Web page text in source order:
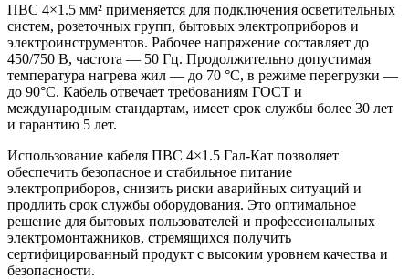
ПВС 4×1.5 мм² применяется для подключения осветительных
систем, розеточных групп, бытовых электроприборов и
электроинструментов. Рабочее напряжение составляет до
450/750 В, частота — 50 Гц. Продолжительно допустимая
температура нагрева жил — до 70 °C, в режиме перегрузки —
до 90°C. Кабель отвечает требованиям ГОСТ и
международным стандартам, имеет срок службы более 30 лет
и гарантию 5 лет.
Использование кабеля ПВС 4×1.5 Гал-Кат позволяет
обеспечить безопасное и стабильное питание
электроприборов, снизить риски аварийных ситуаций и
продлить срок службы оборудования. Это оптимальное
решение для бытовых пользователей и профессиональных
электромонтажников, стремящихся получить
сертифицированный продукт с высоким уровнем качества и
безопасности.